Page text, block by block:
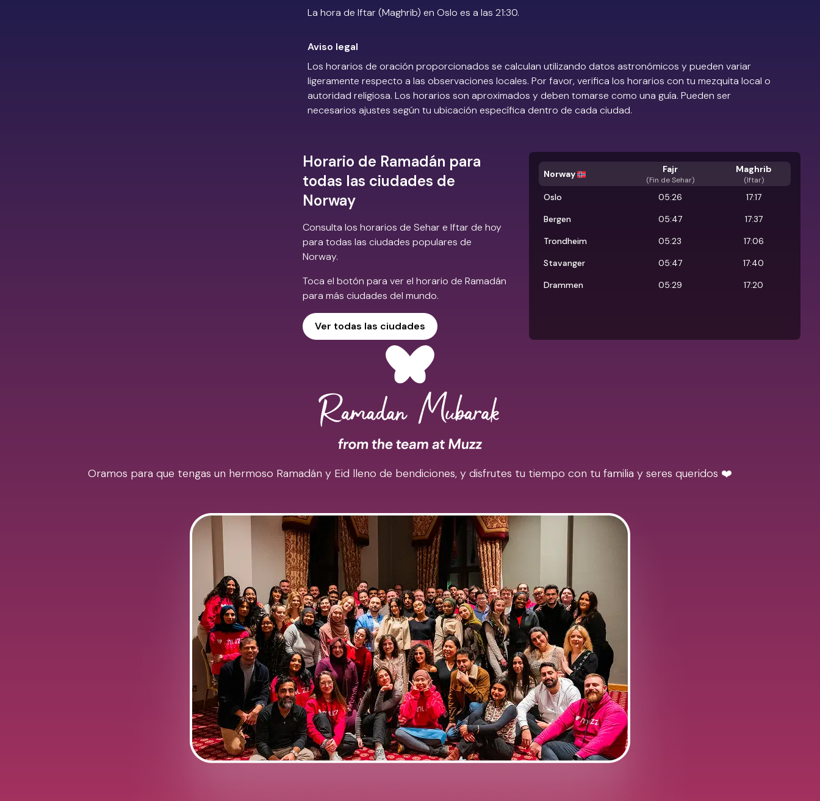
La hora de Iftar (Maghrib) en Oslo es a las 21:30.
Aviso legal
Los horarios de oración proporcionados se calculan utilizando datos astronómicos y pueden variar
ligeramente respecto a las observaciones locales. Por favor, verifica los horarios con tu mezquita local o
autoridad religiosa. Los horarios son aproximados y deben tomarse como una guía. Pueden ser
necesarios ajustes según tu ubicación específica dentro de cada ciudad.
Horario de Ramadán para
todas las ciudades de
Norway
Consulta los horarios de Sehar e Iftar de hoy
para todas las ciudades populares de
Norway.
Toca el botón para ver el horario de Ramadán
para más ciudades del mundo.
Ver todas las ciudades
Norway Fajr
(Fin de Sehar)
Maghrib
(Iftar)
Oslo 05:26
17:17
Bergen
05:47
17:37
Trondheim
05:23
17:06
Stavanger
05:47
17:40
Drammen
05:29 17:20
Oramos para que tengas un hermoso Ramadán y Eid lleno de bendiciones, y disfrutes tu tiempo con tu familia y seres queridos ❤️